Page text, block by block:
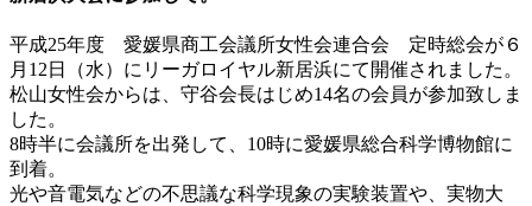
平成25年度 愛媛県商工会議所女性会連合会 定時総会が６
月12日（水）にリーガロイヤル新居浜にて開催されました。
松山女性会からは、守谷会長はじめ14名の会員が参加致しま
した。
8時半に会議所を出発して、10時に愛媛県総合科学博物館に
到着。
光や音電気などの不思議な科学現象の実験装置や、実物大